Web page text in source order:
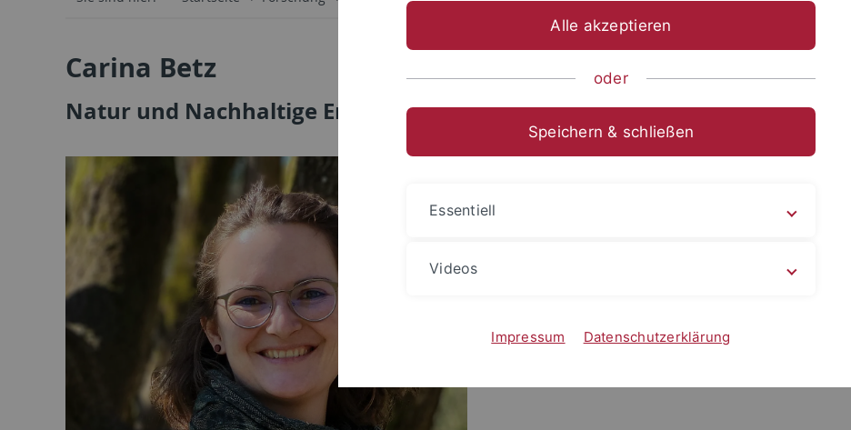
Carina Betz
Natur und Nachhaltige Entwicklung
Mitarbeiterin am IZEW tätig. Sie studierte Biologie
Universität in Würzburg sowie Bildung für
Alle akzeptieren
oder
Speichern & schließen
Essentiell
Videos
Impressum Datenschutzerklärung